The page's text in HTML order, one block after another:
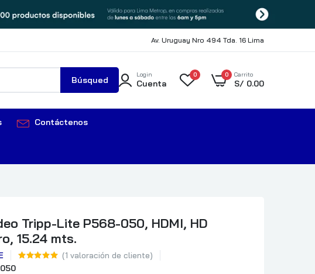
Av. Uruguay Nro 494 Tda. 16 Lima
Búsqued
a
Login
Cuenta
0 0 Carrito
S/ 0.00
Contáctenos
Tripp-Lite P568-050, HDMI, HD
15.24 mts.
(1 valoración de cliente)